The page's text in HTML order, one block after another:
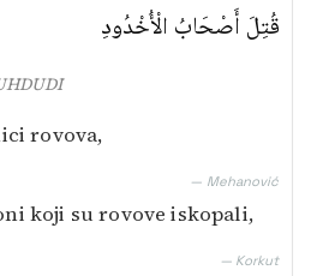
قُتِلَ أَصْحَابُ الْأُخْدُودِ
rovova,
— Mehanović
koji su rovove iskopali,
— Korkut